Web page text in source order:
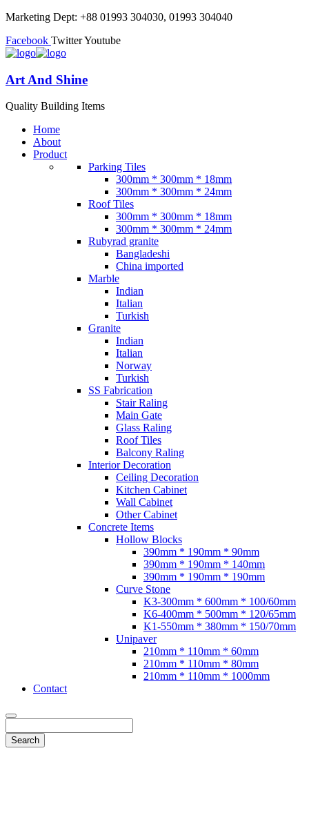
Marketing Dept: +88 01993 304030, 01993 304040
Facebook TwitterYoutube
Art And Shine
Quality Building Items
Home
About
Product
Parking Tiles
300mm * 300mm * 18mm
300mm * 300mm * 24mm
Roof Tiles
300mm * 300mm * 18mm
300mm * 300mm * 24mm
Rubyrad granite
Bangladeshi
China imported
Marble
Indian
Italian
Turkish
Granite
Indian
Italian
Norway
Turkish
SS Fabrication
Stair Raling
Main Gate
Glass Raling
Roof Tiles
Balcony Raling
Interior Decoration
Ceiling Decoration
Kitchen Cabinet
Wall Cabinet
Other Cabinet
Concrete Items
Hollow Blocks
390mm * 190mm * 90mm
390mm * 190mm * 140mm
390mm * 190mm * 190mm
Curve Stone
K3-300mm * 600mm * 100/60mm
K6-400mm * 500mm * 120/65mm
K1-550mm * 380mm * 150/70mm
Unipaver
210mm * 110mm * 60mm
210mm * 110mm * 80mm
210mm * 110mm * 1000mm
Contact